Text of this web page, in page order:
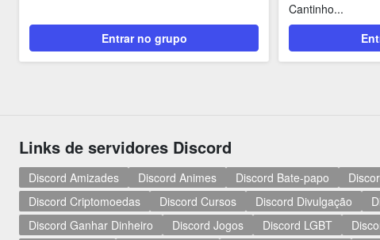
Entrar no grupo
Cantinho...
Links de servidores Discord
Discord Amizades Discord Animes Discord Bate-papo
Discord Criptomoedas
Discord Cursos Discord Divulgação
Discord Ganhar Dinheiro
Discord Jogos Discord LGBT